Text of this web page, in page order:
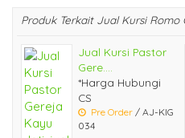
Produk Terkait Jual Kursi
Jual Kursi Pastor
Gere....
*Harga Hubungi
CS
Pre Order / AJ-KIG
034